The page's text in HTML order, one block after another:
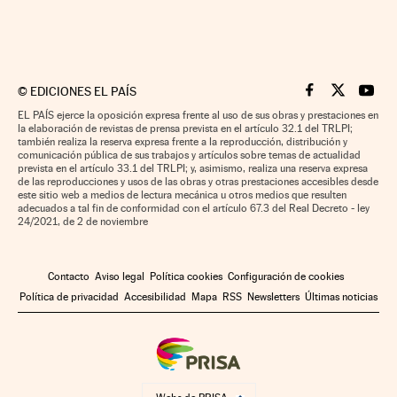
© EDICIONES EL PAÍS Cinco Días en
Cinco Días
Cinco
EL PAÍS ejerce la oposición expresa frente al uso de sus obras y prestaciones en
la elaboración de revistas de prensa prevista en el artículo 32.1 del TRLPI;
también realiza la reserva expresa frente a la reproducción, distribución y
comunicación pública de sus trabajos y artículos sobre temas de actualidad
prevista en el artículo 33.1 del TRLPI; y, asimismo, realiza una reserva expresa
de las reproducciones y usos de las obras y otras prestaciones accesibles desde
este sitio web a medios de lectura mecánica u otros medios que resulten
adecuados a tal fin de conformidad con el artículo 67.3 del Real Decreto - ley
24/2021, de 2 de noviembre
Contacto Aviso legal Política cookies Configuración de cookies
Política de privacidad Accesibilidad Mapa RSS Newsletters Últimas noticias